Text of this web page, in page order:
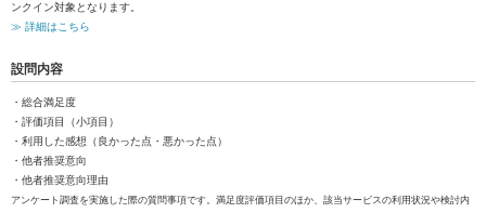
ンクイン対象となります。
≫ 詳細はこちら
設問内容
・総合満足度
・評価項目（小項目）
・利用した感想（良かった点・悪かった点）
・他者推奨意向
・他者推奨意向理由
アンケート調査を実施した際の質問事項です。満足度評価項目のほか、該当サービスの利用状況や検討内